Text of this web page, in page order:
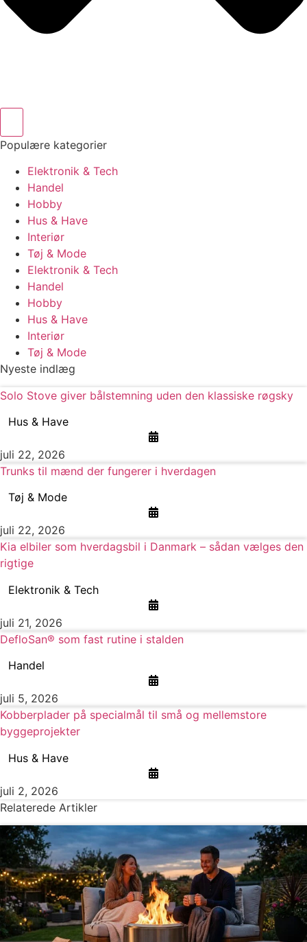
Populære kategorier
Elektronik & Tech
Handel
Hobby
Hus & Have
Interiør
Tøj & Mode
Elektronik & Tech
Handel
Hobby
Hus & Have
Interiør
Tøj & Mode
Nyeste indlæg
Solo Stove giver bålstemning uden den klassiske røgsky
Hus & Have
juli 22, 2026
Trunks til mænd der fungerer i hverdagen
Tøj & Mode
juli 22, 2026
Kia elbiler som hverdagsbil i Danmark – sådan vælges den
rigtige
Elektronik & Tech
juli 21, 2026
DefloSan® som fast rutine i stalden
Handel
juli 5, 2026
Kobberplader på specialmål til små og mellemstore
byggeprojekter
Hus & Have
juli 2, 2026
Relaterede Artikler